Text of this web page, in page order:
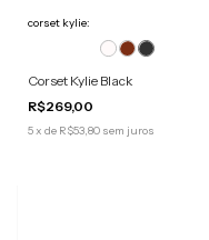
corset kylie:
Corset Kylie Black
R$269,00
5x de R$53,80 sem juros